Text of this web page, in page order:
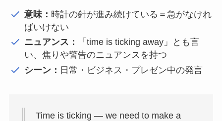
意味： 時計の針が進み続けている＝急がなけれ
ばいけない
ニュアンス：
「time is ticking away」とも言
い、焦りや警告のニュアンスを持つ
シーン： 日常・ビジネス・プレゼン中の発言
Time is ticking — we need to make a